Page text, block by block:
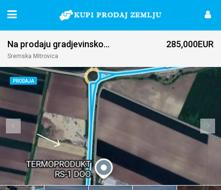
Na prodaju gradjevinsko zemljiste-Sremska Mitrovica
Sremska Mitrovica
285,000EUR
PRODAJA